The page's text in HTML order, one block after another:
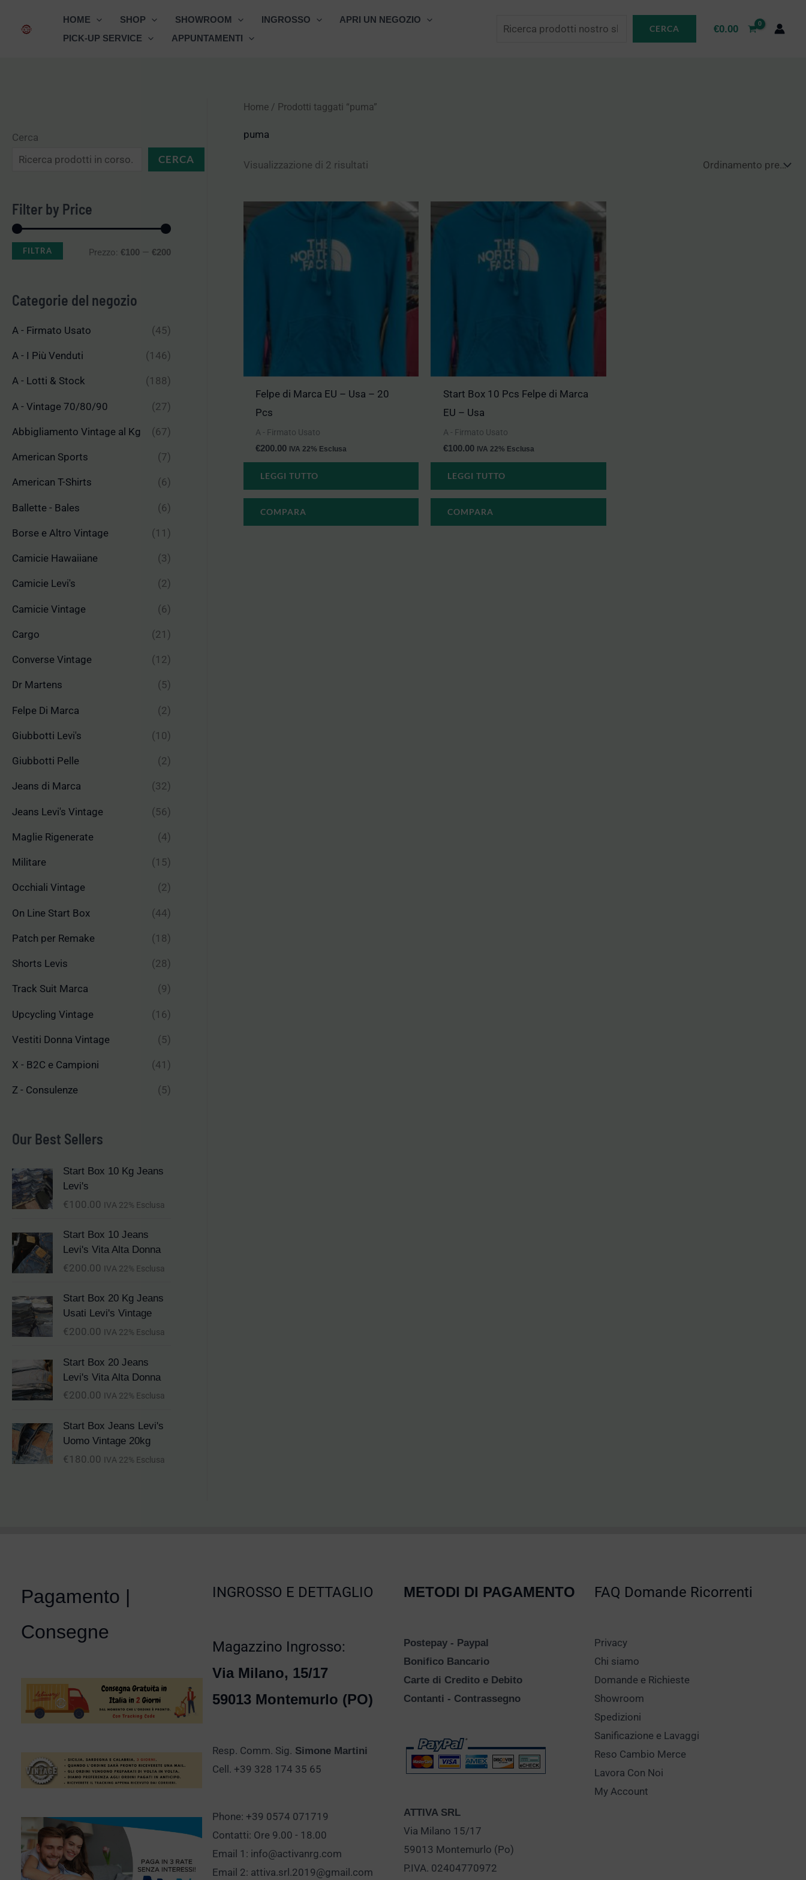
HOME SHOP SHOWROOM INGROSSO
APRI UN NEGOZIO
PICK-UP SERVICE
APPUNTAMENTI
CERCA €0.00
Cerca
CERCA
Filter by Price
e
z
M
i
e
z
M
a
FILTRA Prezzo: €100 — €200
Categorie del negozio
A - Firmato Usato (45)
A - I Più Venduti (146)
A - Lotti & Stock (188)
A - Vintage 70/80/90 (27)
Abbigliamento Vintage al Kg (67)
American Sports (7)
American T-Shirts (6)
Ballette - Bales (6)
Borse e Altro Vintage (11)
Camicie Hawaiiane (3)
Camicie Levi's (2)
Camicie Vintage (6)
Cargo (21)
Converse Vintage (12)
Dr Martens (5)
Felpe Di Marca (2)
Giubbotti Levi's (10)
Giubbotti Pelle (2)
Jeans di Marca (32)
Jeans Levi's Vintage (56)
Maglie Rigenerate (4)
Militare (15)
Occhiali Vintage (2)
On Line Start Box (44)
Patch per Remake (18)
Shorts Levis (28)
Track Suit Marca (9)
Upcycling Vintage (16)
Vestiti Donna Vintage (5)
X - B2C e Campioni (41)
Z - Consulenze (5)
Our Best Sellers
Start Box 10 Kg Jeans
Levi's
€ 100.00 IVA 22% Esclusa
Start Box 10 Jeans
Levi's Vita Alta Donna
€200.00 IVA 22% Esclusa
Start Box 20 Kg Jeans
Usati Levi's Vintage
€200.00 IVA 22% Esclusa
Start Box 20 Jeans
Levi's Vita Alta Donna
€200.00 IVA 22% Esclusa
Start Box Jeans Levi's
Uomo Vintage 20kg
€ 180.00 IVA 22% Esclusa
Home / Prodotti taggati “puma”
puma
Visualizzazione di 2 risultati
Felpe di Marca EU – Usa – 20
Pcs
A - Firmato Usato
€200.00 IVA 22% Esclusa
LEGGI TUTTO
COMPARA
Start Box 10 Pcs Felpe di Marca
EU – Usa
A - Firmato Usato
€100.00 IVA 22% Esclusa
LEGGI TUTTO
COMPARA
Pagamento |
Consegne
INGROSSO E DETTAGLIO
Magazzino Ingrosso:
Via Milano, 15/17
59013 Montemurlo (PO)
Resp. Comm. Sig. Simone Martini
Cell. +39 328 174 35 65
Phone: +39 0574 071719
Contatti: Ore 9.00 - 18.00
Email 1: info@activanrg.com
Email 2: attiva.srl.2019@gmail.com
METODI DI PAGAMENTO
Postepay - Paypal
Bonifico Bancario
Carte di Credito e Debito
Contanti - Contrassegno
ATTIVA SRL
Via Milano 15/17
59013 Montemurlo (Po)
P.IVA. 02404770972
FAQ Domande Ricorrenti
Privacy
Chi siamo
Domande e Richieste
Showroom
Spedizioni
Sanificazione e Lavaggi
Reso Cambio Merce
Lavora Con Noi
My Account